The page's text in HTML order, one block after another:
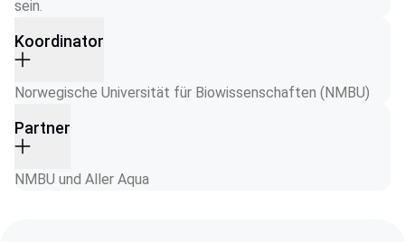
sein.
Koordinator
Norwegische Universität für Biowissenschaften (NMBU)
Partner
NMBU und Aller Aqua